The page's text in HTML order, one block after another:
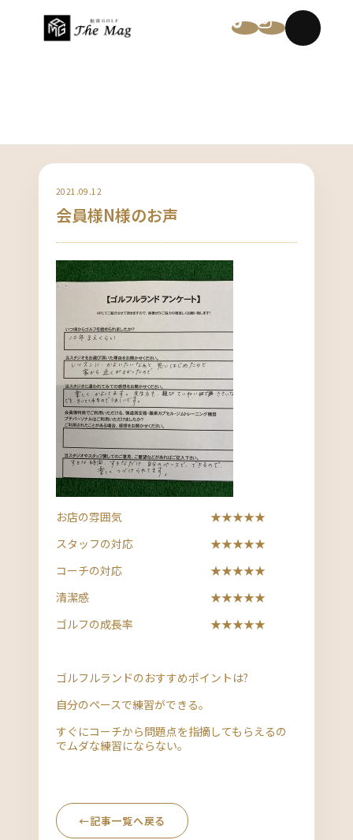
2021.09.12
会員様N様のお声
お店の雰囲気 ★★★★★
スタッフの対応 ★★★★★
コーチの対応 ★★★★★
清潔感 ★★★★★
ゴルフの成長率 ★★★★★
ゴルフルランドのおすすめポイントは?
自分のペースで練習ができる。
すぐにコーチから問題点を指摘してもらえるの
でムダな練習にならない。
←記事一覧へ戻る